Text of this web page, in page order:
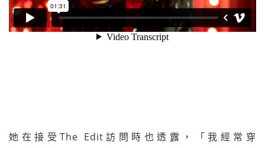
她在接受The Edit訪問時也透露，「我經常穿